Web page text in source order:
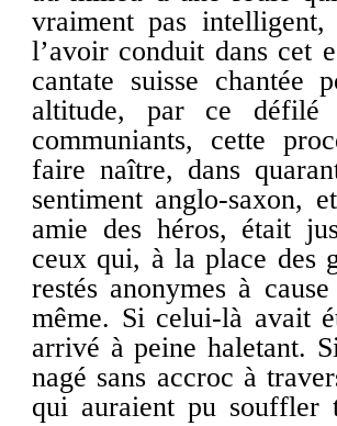
vraiment pas
l’avoir conduit dans cet
cantate suisse
altitude, par ce défilé
communiants, cette
faire naître, dans
sentiment anglo-saxon,
amie des héros, était
ceux qui, à la place des
restés anonymes à
même. Si celui-là avait
arrivé à peine haletant.
nagé sans accroc à
qui auraient pu souffler